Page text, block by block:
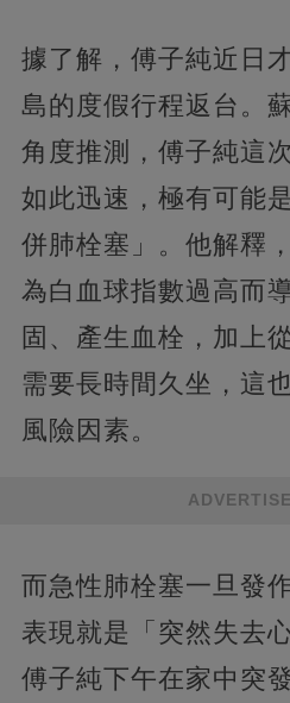
據了解，傅子純近日
島的度假行程返台。
角度推測，傅子純這
如此迅速，極有可能
併肺栓塞」。他解釋
為白血球指數過高而
固、產生血栓，加上
需要長時間久坐，這
風險因素。
而急性肺栓塞一旦發
表現就是「突然失去
傅子純下午在家中突